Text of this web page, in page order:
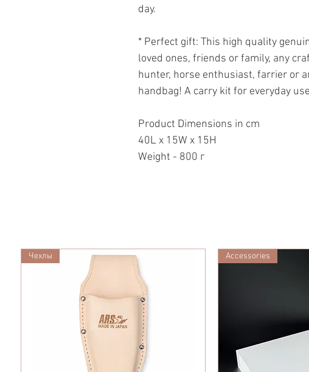
day.
* Perfect gift: This high quality
loved ones, friends or family, any
hunter, horse enthusiast, farrier or
handbag! A carry kit for everyday
Product Dimensions in cm
40L x 15W x 15H
Weight - 800 г
Чехлы Accessories